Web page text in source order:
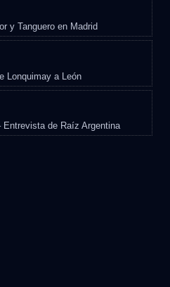
y Tanguero en Madrid
Lonquimay a León
de Raíz Argentina